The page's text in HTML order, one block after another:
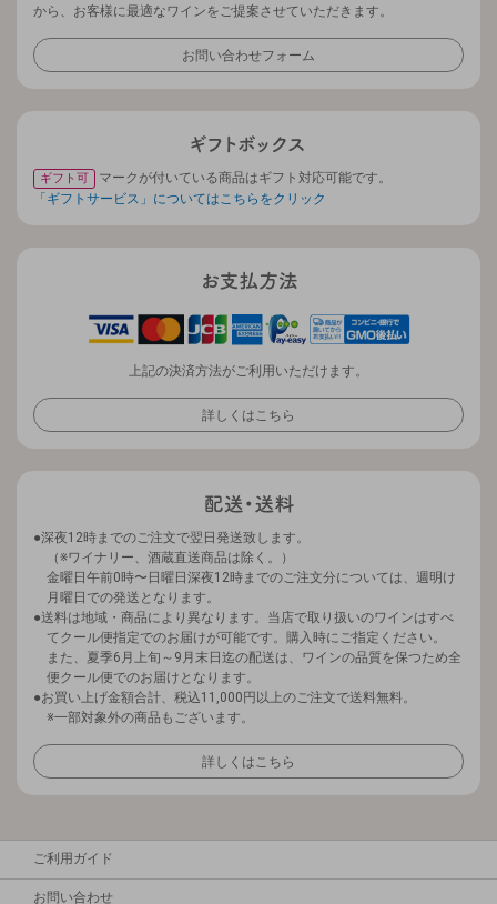
から、お客様に最適なワインをご提案させていただきます。
お問い合わせフォーム
ギフト可
マークが付いている商品はギフト対応可能です。
「ギフトサービス」についてはこちらをクリック
上記の決済方法がご利用いただけます。
詳しくはこちら
深夜12時までのご注文で翌日発送致します。
（※ワイナリー、酒蔵直送商品は除く。）
金曜日午前0時〜日曜日深夜12時までのご注文分については、週明け
月曜日での発送となります。
送料は地域・商品により異なります。当店で取り扱いのワインはすべ
てクール便指定でのお届けが可能です。購入時にご指定ください。
また、夏季6月上旬～9月末日迄の配送は、ワインの品質を保つため全
便クール便でのお届けとなります。
お買い上げ金額合計、税込11,000円以上のご注文で送料無料。
※一部対象外の商品もございます。
詳しくはこちら
ご利用ガイド
お問い合わせ